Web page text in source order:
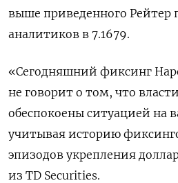
выше приведенного Рейтер
аналитиков в 7.1679.
«Сегодняшний фиксинг
не говорит о том, что
обеспокоены ситуацией на
учитывая историю
эпизодов укрепления
из TD Securities.